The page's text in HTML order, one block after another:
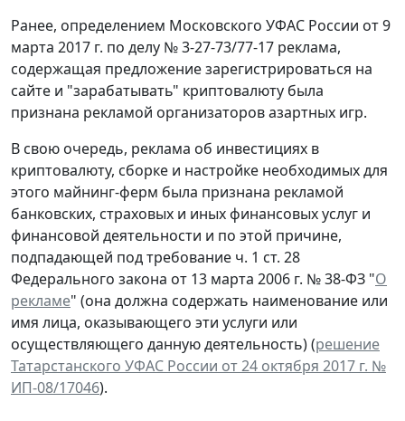
Ранее, определением Московского УФАС России от 9
марта 2017 г. по делу № 3-27-73/77-17 реклама,
содержащая предложение зарегистрироваться на
сайте и "зарабатывать" криптовалюту была
признана рекламой организаторов азартных игр.
В свою очередь, реклама об инвестициях в
криптовалюту, сборке и настройке необходимых для
этого майнинг-ферм была признана рекламой
банковских, страховых и иных финансовых услуг и
финансовой деятельности и по этой причине,
подпадающей под требование ч. 1 ст. 28
Федерального закона от 13 марта 2006 г. № 38-ФЗ "О
рекламе" (она должна содержать наименование или
имя лица, оказывающего эти услуги или
осуществляющего данную деятельность) (решение
Татарстанского УФАС России от 24 октября 2017 г. №
ИП-08/17046).